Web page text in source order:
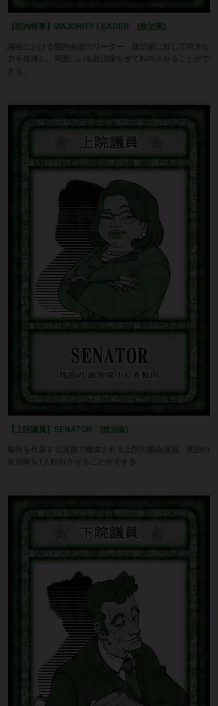
【院内幹事】MAJORITY LEADER (政治家)
議会における院内会派のリーダー。政治家に対して絶大な
力を発揮し、周囲にいる政治家を全て転向させることがで
きる。
【上院議員】SENATOR (政治家)
各州を代表する議員で構成される上院の国会議員。周囲の
政治家を1人転向させることができる。